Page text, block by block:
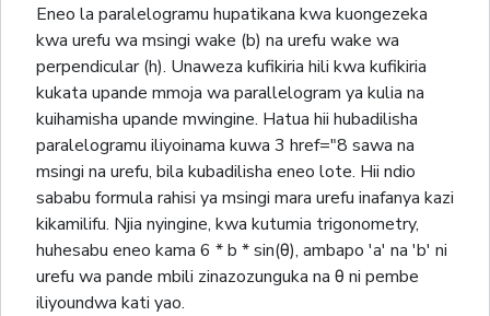
Eneo la paralelogramu hupatikana kwa kuongezeka
kwa urefu wa msingi wake (b) na urefu wake wa
perpendicular (h). Unaweza kufikiria hili kwa kufikiria
kukata upande mmoja wa parallelogram ya kulia na
kuihamisha upande mwingine. Hatua hii hubadilisha
paralelogramu iliyoinama kuwa 3 href="8 sawa na
msingi na urefu, bila kubadilisha eneo lote. Hii ndio
sababu formula rahisi ya msingi mara urefu inafanya kazi
kikamilifu. Njia nyingine, kwa kutumia trigonometry,
huhesabu eneo kama 6 * b * sin(θ), ambapo 'a' na 'b' ni
urefu wa pande mbili zinazozunguka na θ ni pembe
iliyoundwa kati yao.